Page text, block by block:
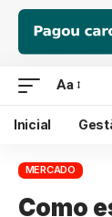
Aa
Inicial
MERCADO
Como